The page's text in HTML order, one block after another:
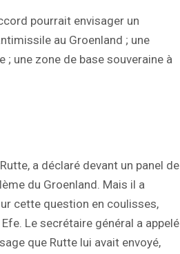
pourrait envisager un
au Groenland ; une
; une zone de base souveraine à
a déclaré devant un panel de
du Groenland. Mais il a
cette question en coulisses,
Le secrétaire général a appelé
que Rutte lui avait envoyé,